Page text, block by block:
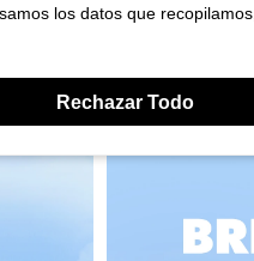
los datos que recopilamos,
Rechazar Todo